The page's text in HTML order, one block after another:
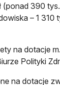
(ponad 390
– 1 310
na dotacje
Polityki
na dotacje